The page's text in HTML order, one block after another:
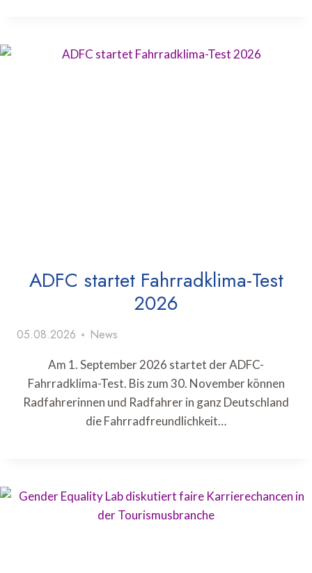
ADFC startet Fahrradklima-Test
2026
05.08.2026 News
Am 1. September 2026 startet der ADFC-
Fahrradklima-Test. Bis zum 30. November können
Radfahrerinnen und Radfahrer in ganz Deutschland
die Fahrradfreundlichkeit…